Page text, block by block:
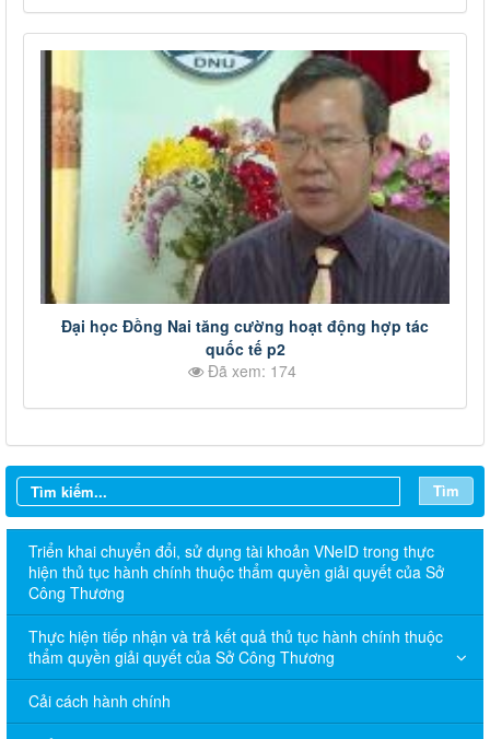
Đại học Đồng Nai tăng cường hoạt động hợp tác
quốc tế p2
Đã xem: 174
Tìm
Triển khai chuyển đổi, sử dụng tài khoản VNeID trong thực
hiện thủ tục hành chính thuộc thẩm quyền giải quyết của Sở
Công Thương
Thực hiện tiếp nhận và trả kết quả thủ tục hành chính thuộc
thẩm quyền giải quyết của Sở Công Thương
Cải cách hành chính